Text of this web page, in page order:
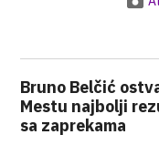
Bruno Belčić
Mestu najbolji
sa zaprekama